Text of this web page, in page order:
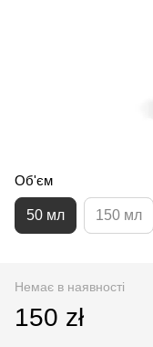
Об'єм
50 мл 150 мл
Немає в наявності
150 zł